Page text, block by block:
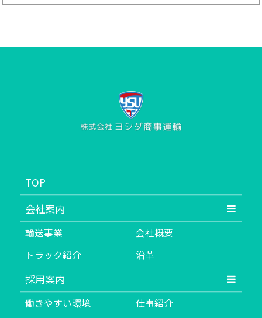
TOP
会社案内
輸送事業
会社概要
トラック紹介
沿革
採用案内
働きやすい環境 仕事紹介